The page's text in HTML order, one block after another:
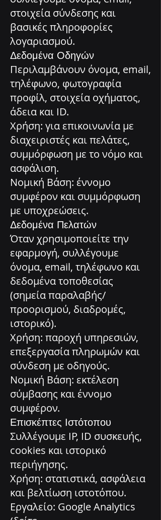
στοιχεία σύνδεσης και
βασικές πληροφορίες
λογαριασμού.
Δεδομένα Οδηγών
Περιλαμβάνουν όνομα, email,
τηλέφωνο, φωτογραφία
προφίλ, στοιχεία οχήματος,
άδεια και ID.
Χρήση: για επικοινωνία με
διαχειριστές και πελάτες,
συμμόρφωση με το νόμο και
ασφάλιση.
Νομική Βάση: έννομο
συμφέρον και συμμόρφωση
με υποχρεώσεις.
Δεδομένα Πελατών
Όταν χρησιμοποιείτε την
εφαρμογή, συλλέγουμε
όνομα, email, τηλέφωνο και
δεδομένα τοποθεσίας
(σημεία παραλαβής/
προορισμού, διαδρομές,
ιστορικό).
Χρήση: παροχή υπηρεσιών,
επεξεργασία πληρωμών και
σύνδεση με οδηγούς.
Νομική Βάση: εκτέλεση
σύμβασης και έννομο
συμφέρον.
Επισκέπτες Ιστότοπου
Συλλέγουμε IP, ID συσκευής,
cookies και ιστορικό
περιήγησης.
Χρήση: στατιστικά, ασφάλεια
και βελτίωση ιστοτόπου.
Εργαλείο: Google Analytics